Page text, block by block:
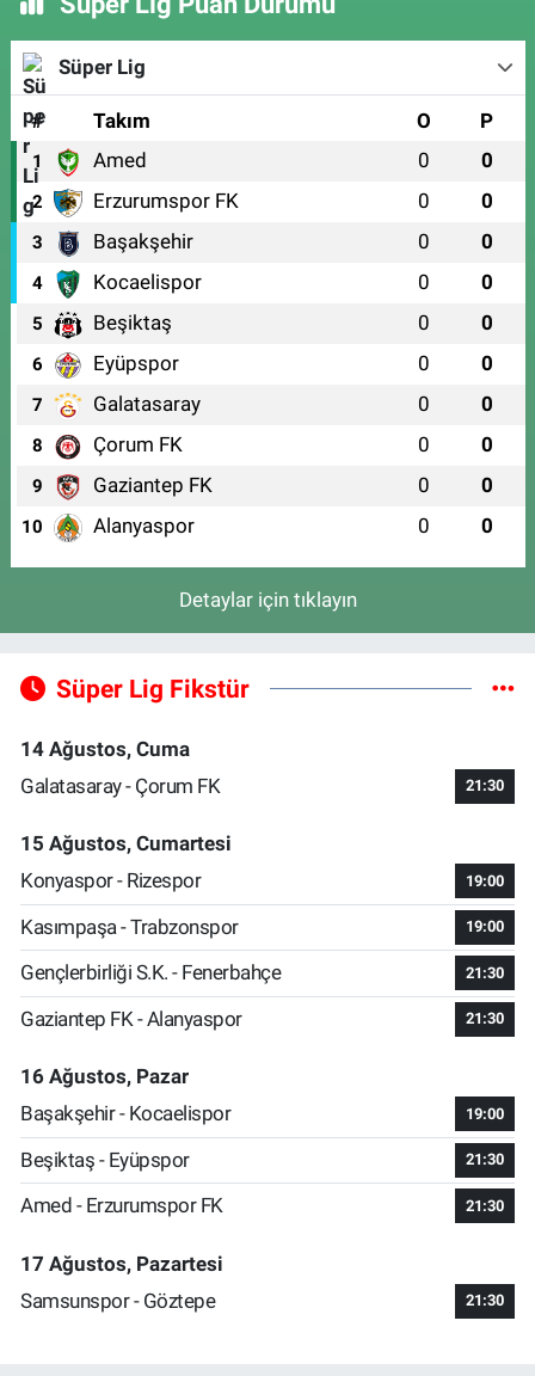
Süper Lig
# Takım O P
1 Amed 0 0
2 Erzurumspor FK 0 0
3 Başakşehir 0 0
4 Kocaelispor 0 0
5 Beşiktaş 0 0
6 Eyüpspor 0 0
7 Galatasaray 0 0
8 Çorum FK 0 0
9 Gaziantep FK 0 0
10 Alanyaspor 0 0
Detaylar için tıklayın
Süper Lig Fikstür
14 Ağustos, Cuma
Galatasaray - Çorum FK
21:30
15 Ağustos, Cumartesi
Konyaspor - Rizespor
19:00
Kasımpaşa - Trabzonspor 19:00
Gençlerbirliği S.K. - Fenerbahçe 21:30
Gaziantep FK - Alanyaspor 21:30
16 Ağustos, Pazar
Başakşehir - Kocaelispor
19:00
Beşiktaş - Eyüpspor 21:30
Amed - Erzurumspor FK 21:30
17 Ağustos, Pazartesi
Samsunspor - Göztepe
21:30